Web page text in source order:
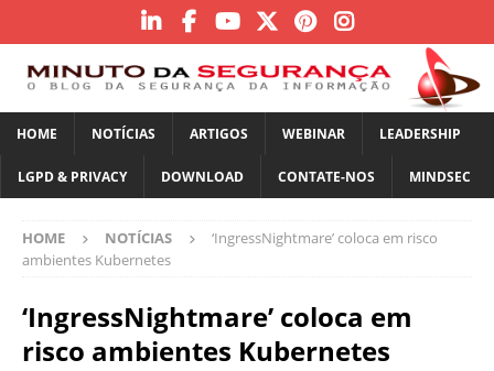
HOME NOTÍCIAS ARTIGOS WEBINAR LEADERSHIP
LGPD & PRIVACY DOWNLOAD CONTATE-NOS MINDSEC
HOME NOTÍCIAS
‘IngressNightmare’ coloca em risco
ambientes Kubernetes
‘IngressNightmare’ coloca em
risco ambientes Kubernetes